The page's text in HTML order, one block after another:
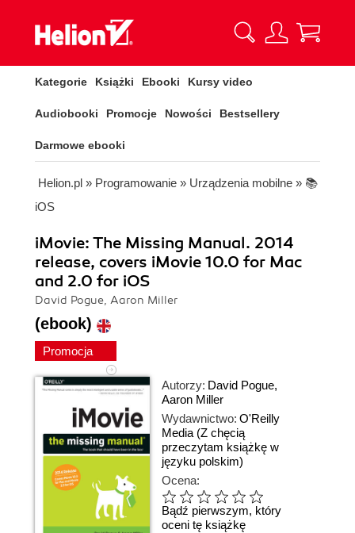
Kategorie Książki Ebooki Kursy video
Audiobooki Promocje Nowości Bestsellery
Darmowe ebooki
Helion.pl » Programowanie » Urządzenia mobilne » 📚
iOS
iMovie: The Missing Manual. 2014
release, covers iMovie 10.0 for Mac
and 2.0 for iOS
David Pogue, Aaron Miller
(ebook)
Promocja
Autorzy: David Pogue,
Aaron Miller
Wydawnictwo: O'Reilly
Media (Z chęcią
przeczytam książkę w
języku polskim)
Ocena:
Bądź pierwszym, który
oceni tę książkę